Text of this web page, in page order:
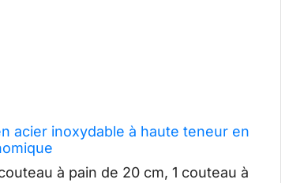
acier inoxydable à haute teneur en
à pain de 20 cm, 1 couteau à